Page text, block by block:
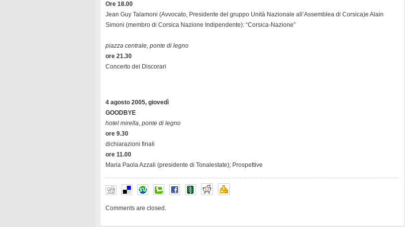
Ore 18.00
Jean Guy Talamoni (Avvocato, Presidente del gruppo Unità Nazionale all’Assemblea di Corsica)e Alain
Simoni (membro di Corsica Nazione Indipendente): “Corsica-Nazione”
piazza centrale, ponte di legno
ore 21.30
Concerto dei Discorari
4 agosto 2005, giovedì
GOODBYE
hotel mirella, ponte di legno
ore 9.30
dichiarazioni finali
ore 11.00
Maria Paola Azzali (presidente di Tonalestate); Prospettive
Comments are closed.